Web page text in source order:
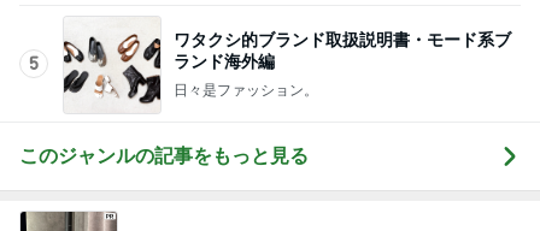
3歳半双子が話した謎のパンケーキ
Amebaトピックス 2日前
Amebaトピックス 15時間前